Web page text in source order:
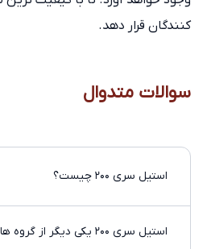
کنندگان قرار دهد.
سوالات متدوال
استیل سری ۲۰۰ چیست؟
استیل سری ۲۰۰ یکی دیگر